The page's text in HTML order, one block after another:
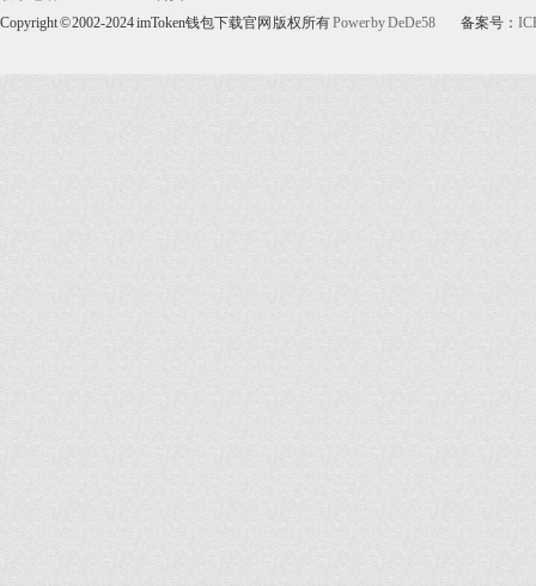
Copyright © 2002-2024 imToken钱包下载官网 版权所有Power by DeDe58 备案号：